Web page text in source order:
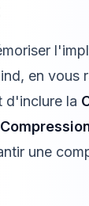
en vous
d'inclure la
une